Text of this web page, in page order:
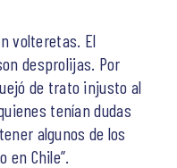
volteretas. El
desprolijas. Por
de trato injusto al
tenían dudas
algunos de los
Chile”.